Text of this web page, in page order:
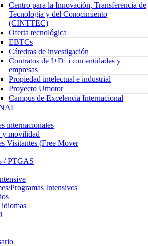
Centro para la Innovación, Transferencia de
Tecnología y del Conocimiento
(CINTTEC)
Oferta tecnológica
EBTCs
Cátedras de investigación
Contratos de I+D+i con entidades y
empresas
Propiedad intelectual e industrial
Proyecto Umotor
Campus de Excelencia Internacional
internacionales
y movilidad
Visitantes (Free Mover
/ PTGAS
Programas Intensivos
idiomas